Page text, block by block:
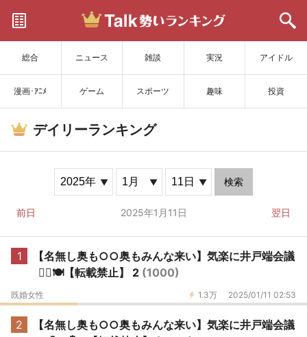
総合 ニュース 雑談 実況 アイドル
漫画･ｱﾆﾒ ゲーム スポーツ 趣味 投資
サイトを更新
デイリーランキング
検索
前日 2025年1月11日 翌日
1
【名無し奥も○○奥もみんな来い】気楽に井戸端会議
🙂‍↔️🍽【転載禁止】 2 (1000)
1.3万 2025/01/11 02:53
既婚女性
2
【名無し奥も○○奥もみんな来い】気楽に井戸端会議